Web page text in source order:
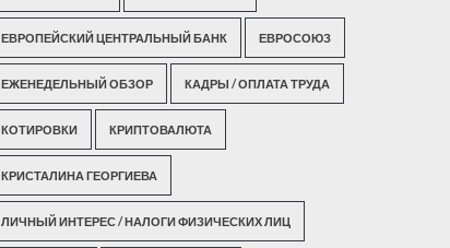
ЕВРОПЕЙСКИЙ ЦЕНТРАЛЬНЫЙ БАНК ЕВРОСОЮЗ
ЕЖЕНЕДЕЛЬНЫЙ ОБЗОР КАДРЫ / ОПЛАТА ТРУДА
КОТИРОВКИ КРИПТОВАЛЮТА
КРИСТАЛИНА ГЕОРГИЕВА
ЛИЧНЫЙ ИНТЕРЕС / НАЛОГИ ФИЗИЧЕСКИХ ЛИЦ